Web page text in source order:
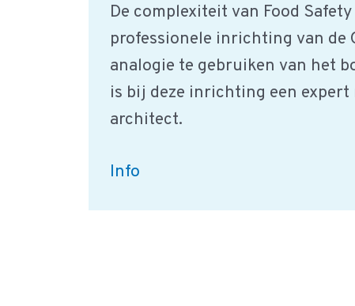
De complexiteit van Food
professionele inrichting van de
analogie te gebruiken van het
is bij deze inrichting een expert
architect.
Food
Info